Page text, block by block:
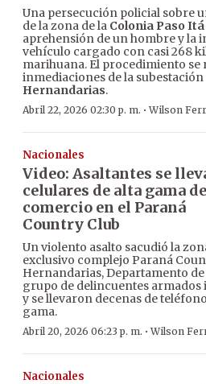
Una persecución policial sobre
de la zona de la Colonia Paso Itá
aprehensión de un hombre y la
vehículo cargado con casi 268
marihuana. El procedimiento se
inmediaciones de la
Hernandarias.
Abril 22, 2026 02:30 p. m. ·Wilson
Nacionales
Video: Asaltantes se
celulares de alta gama
comercio en el Paraná
Country Club
Un violento asalto sacudió la
exclusivo complejo Paraná
Hernandarias, Departamento
grupo de delincuentes
y se llevaron decenas de
gama.
Abril 20, 2026 06:23 p. m. ·Wilson
Nacionales